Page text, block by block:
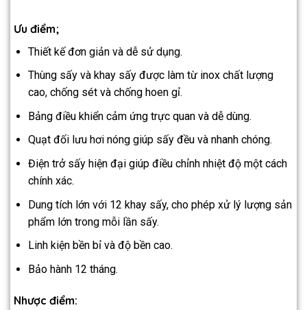
Ưu điểm;
Thiết kế đơn giản và dễ sử dụng.
Thùng sấy và khay sấy được làm từ inox chất lượng
cao, chống sét và chống hoen gỉ.
Bảng điều khiển cảm ứng trực quan và dễ dùng.
Quạt đối lưu hơi nóng giúp sấy đều và nhanh chóng.
Điện trở sấy hiện đại giúp điều chỉnh nhiệt độ một cách
chính xác.
Dung tích lớn với 12 khay sấy, cho phép xử lý lượng sản
phẩm lớn trong mỗi lần sấy.
Linh kiện bền bỉ và độ bền cao.
Bảo hành 12 tháng.
Nhược điểm: